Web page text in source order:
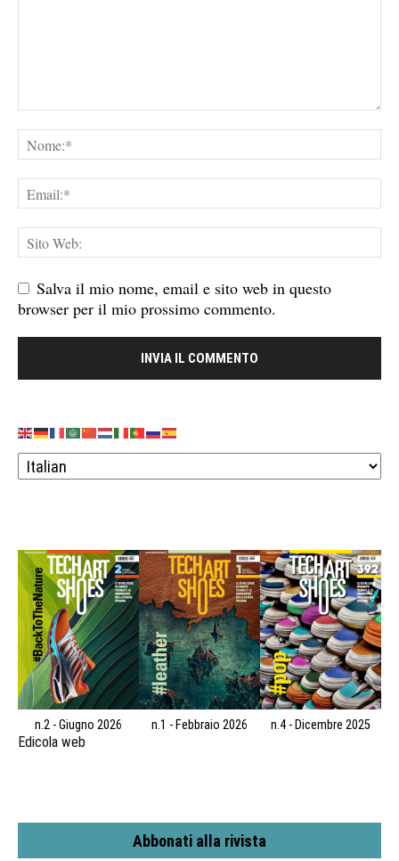
Salva il mio nome, email e sito web in questo
browser per il mio prossimo commento.
n.2 - Giugno 2026 n.1 - Febbraio 2026 n.4 - Dicembre 2025
Edicola web
Abbonati alla rivista